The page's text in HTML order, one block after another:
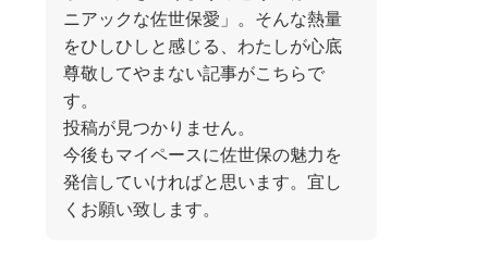
ニアックな佐世保愛」。そんな熱量
をひしひしと感じる、わたしが心底
尊敬してやまない記事がこちらで
す。
投稿が見つかりません。
今後もマイペースに佐世保の魅力を
発信していければと思います。宜し
くお願い致します。